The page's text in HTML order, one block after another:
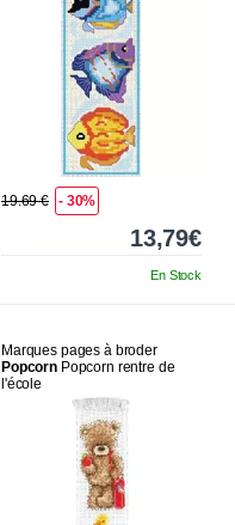
19.69 € - 30%
13,79€
En Stock
Marques pages à broder
Popcorn Popcorn rentre de
l'école